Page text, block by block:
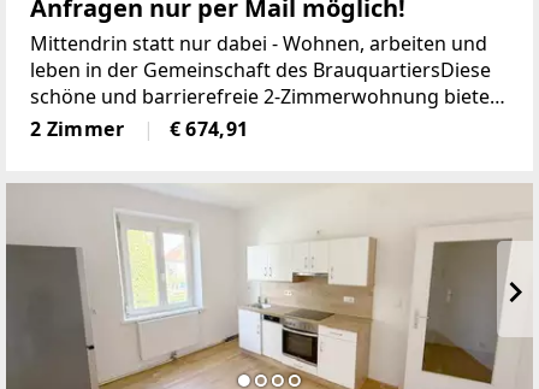
Anfragen nur per Mail möglich!
Mittendrin statt nur dabei - Wohnen, arbeiten und
leben in der Gemeinschaft des BrauquartiersDiese
schöne und barrierefreie 2-Zimmerwohnung bietet
eine Wohnfläche von ca. 35 m² und befindet sich im
7. Obergeschoss. Raumaufteilung:-
2 Zimmer € 674,91